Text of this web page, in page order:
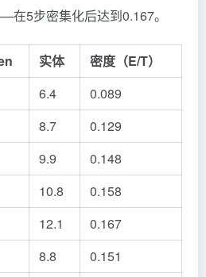
5步密集化后达到0.167。
实体
密度（E/T）
6.4
0.089
8.7
0.129
9.9
0.148
10.8
0.158
12.1
0.167
8.8 0.151